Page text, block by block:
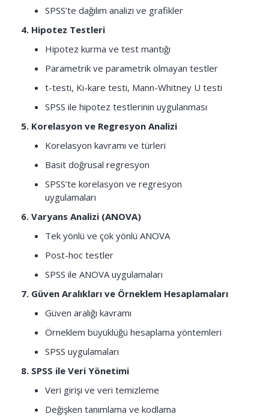
SPSS’te dağılım analizi ve grafikler
4. Hipotez Testleri
Hipotez kurma ve test mantığı
Parametrik ve parametrik olmayan testler
t-testi, Ki-kare testi, Mann-Whitney U testi
SPSS ile hipotez testlerinin uygulanması
5. Korelasyon ve Regresyon Analizi
Korelasyon kavramı ve türleri
Basit doğrusal regresyon
SPSS’te korelasyon ve regresyon
uygulamaları
6. Varyans Analizi (ANOVA)
Tek yönlü ve çok yönlü ANOVA
Post-hoc testler
SPSS ile ANOVA uygulamaları
7. Güven Aralıkları ve Örneklem Hesaplamaları
Güven aralığı kavramı
Örneklem büyüklüğü hesaplama yöntemleri
SPSS uygulamaları
8. SPSS ile Veri Yönetimi
Veri girişi ve veri temizleme
Değişken tanımlama ve kodlama